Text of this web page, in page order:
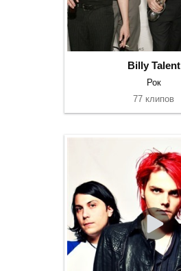
Billy Talent
Рок
77 клипов